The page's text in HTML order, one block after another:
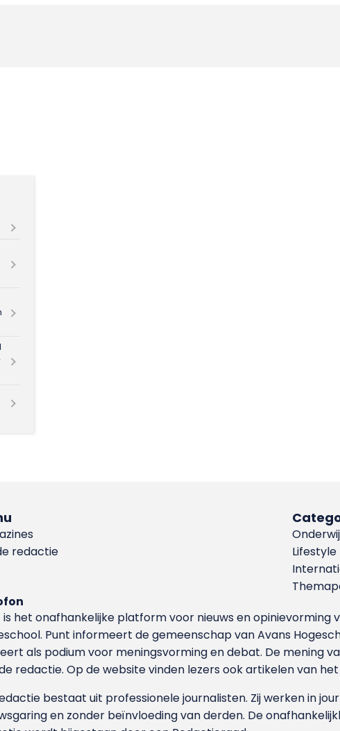
redactie
Lifestyle
is het onafhankelijke platform voor nieuws en
Punt informeert de gemeenschap van Avans
als podium voor meningsvorming en debat. De mening
redactie. Op de website vinden lezers ook artikelen van
bestaat uit professionele journalisten. Zij werken in
en zonder beïnvloeding van derden. De